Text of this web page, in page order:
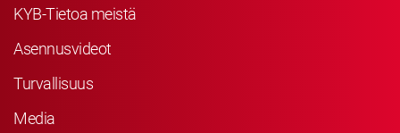
KYB-Tietoa meistä
Asennusvideot
Turvallisuus
Media